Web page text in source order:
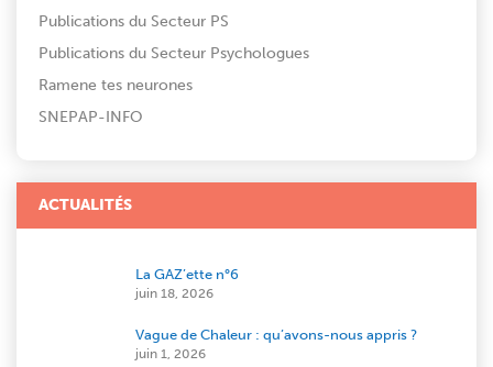
Publications du Secteur PS
Publications du Secteur Psychologues
Ramene tes neurones
SNEPAP-INFO
ACTUALITÉS
La GAZ’ette n°6
juin 18, 2026
Vague de Chaleur : qu’avons-nous appris ?
juin 1, 2026